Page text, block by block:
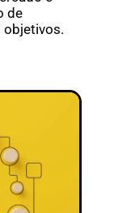
de
objetivos.